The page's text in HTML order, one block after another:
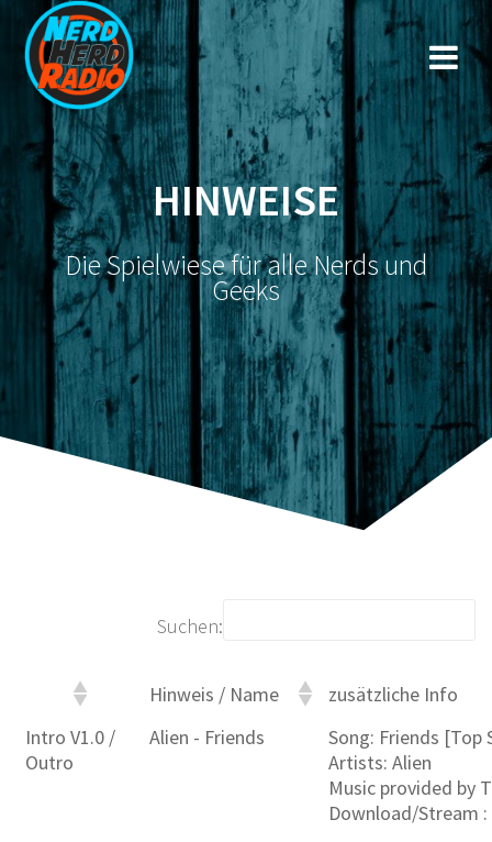
Zum
Inhalt
springen
HINWEISE
Die Spielwiese für alle Nerds und
Geeks
Suchen:
Hinweis / Name
zusätzliche Info
Intro V1.0 /
Outro
Alien - Friends
Song: Friends [Top
Artists: Alien
Music provided by
Download/Stream